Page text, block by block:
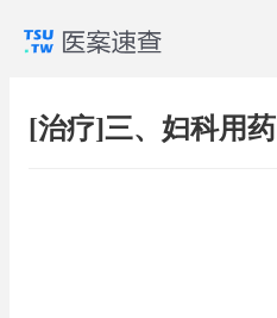
[治疗]三、妇科用药